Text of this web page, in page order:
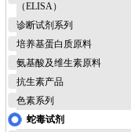
（ELISA）
诊断试剂系列
培养基蛋白质原料
氨基酸及维生素原料
抗生素产品
色素系列
蛇毒试剂